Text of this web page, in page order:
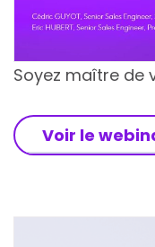
Soyez maître de
Voir le